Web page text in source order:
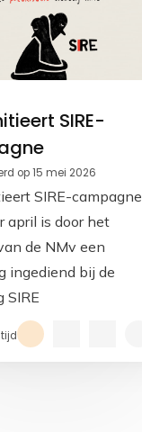
SIRE-
op 15 mei 2026
SIRE-campagne,
april is door het
de NMv een
ingediend bij de
SIRE